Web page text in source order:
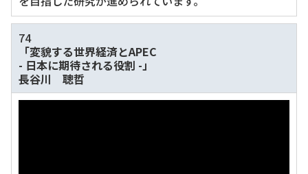
74
「変貌する世界経済とAPEC
- 日本に期待される役割 -」
長谷川 聰哲